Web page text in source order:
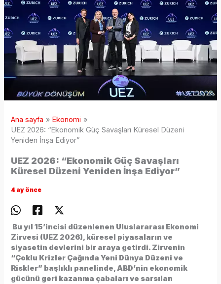
Ana sayfa
Ekonomi
UEZ 2026: “Ekonomik Güç Savaşları Küresel Düzeni
Yeniden İnşa Ediyor”
UEZ 2026: “Ekonomik Güç Savaşları
Küresel Düzeni Yeniden İnşa Ediyor”
4 ay önce
Bu yıl 15’incisi düzenlenen Uluslararası Ekonomi
Zirvesi (UEZ 2026), küresel piyasaların ve
siyasetin devlerini bir araya getirdi. Zirvenin
“Çoklu Krizler Çağında Yeni Dünya Düzeni ve
Riskler” başlıklı panelinde, ABD’nin ekonomik
gücünü geri kazanma çabaları ve sarsılan